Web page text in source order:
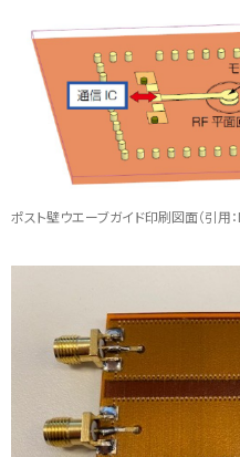
ポスト壁ウエーブガイド印刷図面（引用